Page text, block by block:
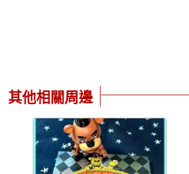
其他相關周邊